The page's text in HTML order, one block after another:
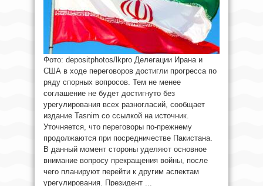
Фото: depositphotos/lkpro Делегации Ирана и
США в ходе переговоров достигли прогресса по
ряду спорных вопросов. Тем не менее
соглашение не будет достигнуто без
урегулирования всех разногласий, сообщает
издание Tasnim со ссылкой на источник.
Уточняется, что переговоры по-прежнему
продолжаются при посредничестве Пакистана.
В данный момент стороны уделяют основное
внимание вопросу прекращения войны, после
чего планируют перейти к другим аспектам
урегулирования. Президент ...